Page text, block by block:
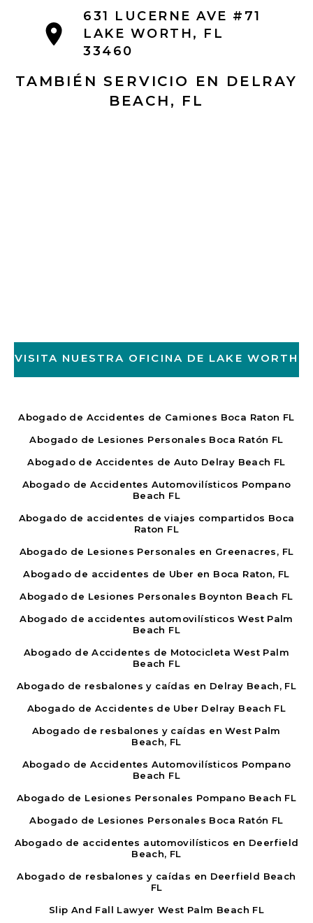
631 LUCERNE AVE #71
LAKE WORTH, FL
33460
TAMBIÉN SERVICIO EN DELRAY
BEACH, FL
VISITA NUESTRA OFICINA DE LAKE WORTH
Abogado de Accidentes de Camiones Boca Raton FL
Abogado de Lesiones Personales Boca Ratón FL
Abogado de Accidentes de Auto Delray Beach FL
Abogado de Accidentes Automovilísticos Pompano
Beach FL
Abogado de accidentes de viajes compartidos Boca
Raton FL
Abogado de Lesiones Personales en Greenacres, FL
Abogado de accidentes de Uber en Boca Raton, FL
Abogado de Lesiones Personales Boynton Beach FL
Abogado de accidentes automovilísticos West Palm
Beach FL
Abogado de Accidentes de Motocicleta West Palm
Beach FL
Abogado de resbalones y caídas en Delray Beach, FL
Abogado de Accidentes de Uber Delray Beach FL
Abogado de resbalones y caídas en West Palm
Beach, FL
Abogado de Accidentes Automovilísticos Pompano
Beach FL
Abogado de Lesiones Personales Pompano Beach FL
Abogado de Lesiones Personales Boca Ratón FL
Abogado de accidentes automovilísticos en Deerfield
Beach, FL
Abogado de resbalones y caídas en Deerfield Beach
FL
Slip And Fall Lawyer West Palm Beach FL